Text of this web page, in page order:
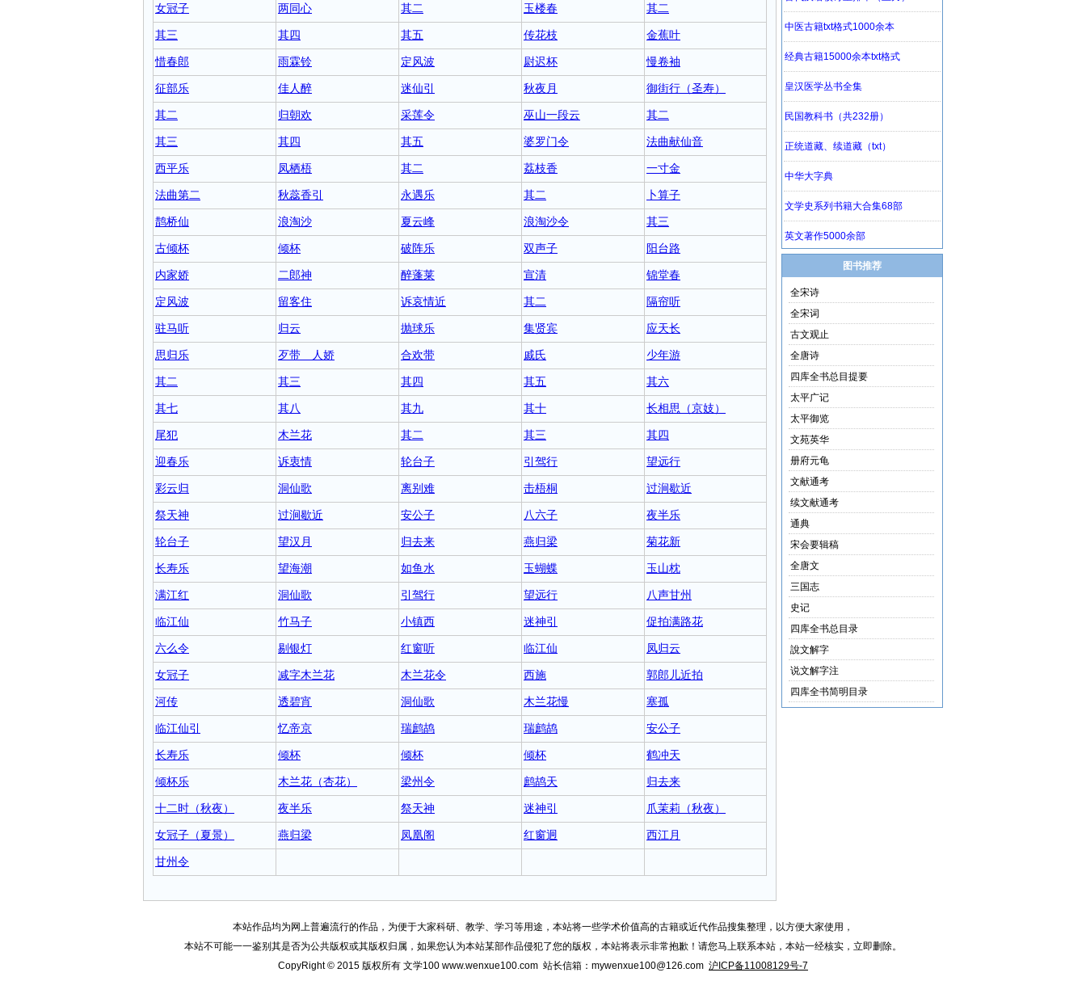
女冠子 两同心 其二 玉楼春 其二
其三 其四 其五 传花枝 金蕉叶
惜春郎 雨霖铃 定风波 尉迟杯 慢卷袖
征部乐 佳人醉 迷仙引 秋夜月 御街行（圣寿）
其二 归朝欢 采莲令 巫山一段云 其二
其三 其四 其五 婆罗门令 法曲献仙音
西平乐 凤栖梧 其二 荔枝香 一寸金
法曲第二 秋蕊香引 永遇乐 其二 卜算子
鹊桥仙 浪淘沙 夏云峰 浪淘沙令 其三
古倾杯 倾杯 破阵乐 双声子 阳台路
内家娇 二郎神 醉蓬莱 宣清 锦堂春
定风波 留客住 诉哀情近 其二 隔帘听
驻马听 归云 抛球乐 集贤宾 应天长
思归乐 歹带 人娇 合欢带 戚氏 少年游
其二 其三 其四 其五 其六
其七 其八 其九 其十 长相思（京妓）
尾犯 木兰花 其二 其三 其四
迎春乐 诉衷情 轮台子 引驾行 望远行
彩云归 洞仙歌 离别难 击梧桐 过涧歇近
祭天神 过涧歇近 安公子 八六子 夜半乐
轮台子 望汉月 归去来 燕归梁 菊花新
长寿乐 望海潮 如鱼水 玉蝴蝶 玉山枕
满江红 洞仙歌 引驾行 望远行 八声甘州
临江仙 竹马子 小镇西 迷神引 促拍满路花
六么令 剔银灯 红窗听 临江仙 凤归云
女冠子 减字木兰花 木兰花令 西施 郭郎儿近拍
河传 透碧宵 洞仙歌 木兰花慢 塞孤
临江仙引 忆帝京 瑞鹧鸪 瑞鹧鸪 安公子
长寿乐 倾杯 倾杯 倾杯 鹤冲天
倾杯乐 木兰花（杏花） 梁州令 鹧鸪天 归去来
十二时（秋夜） 夜半乐 祭天神 迷神引 爪茉莉（秋夜）
女冠子（夏景） 燕归梁 凤凰阁 红窗迥 西江月
甘州令
图书推荐
全宋诗
全宋词
古文观止
全唐诗
四库全书总目提要
太平广记
太平御览
文苑英华
册府元龟
文献通考
续文献通考
通典
宋会要辑稿
全唐文
三国志
史记
四库全书总目录
說文解字
说文解字注
四库全书简明目录
本站作品均为网上普遍流行的作品，为便于大家科研、教学、学习等用途，本站将一些学术价值高的古籍或近代作品搜集整理，以方便大家使用，
本站不可能一一鉴别其是否为公共版权或其版权归属，如果您认为本站某部作品侵犯了您的版权，本站将表示非常抱歉！请您马上联系本站，本站一经核实，立即删除。
CopyRight © 2015 版权所有 文学100 www.wenxue100.com 站长信箱：mywenxue100@126.com 沪ICP备11008129号-7